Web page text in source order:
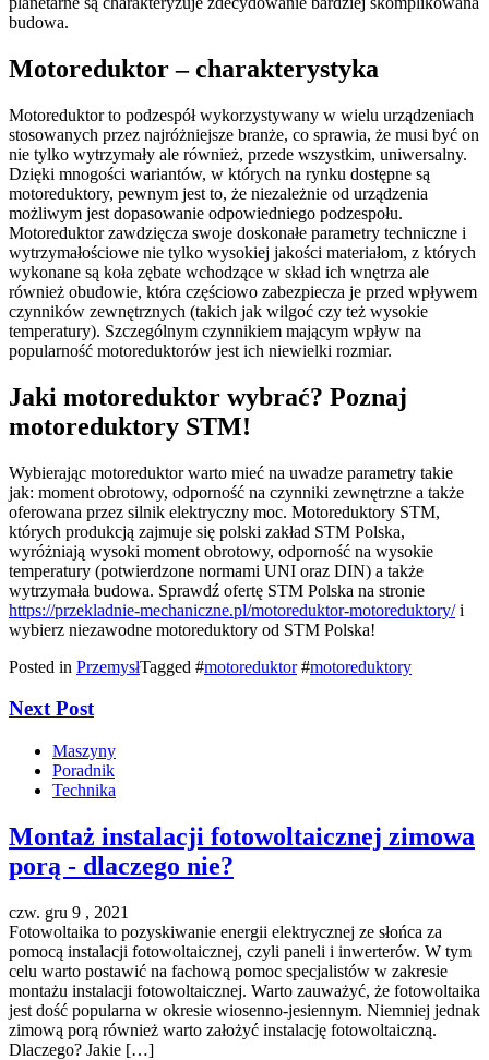
budowa.
Motoreduktor – charakterystyka
Motoreduktor to podzespół wykorzystywany w wielu urządzeniach
stosowanych przez najróżniejsze branże, co sprawia, że musi być on
nie tylko wytrzymały ale również, przede wszystkim, uniwersalny.
Dzięki mnogości wariantów, w których na rynku dostępne są
motoreduktory, pewnym jest to, że niezależnie od urządzenia
możliwym jest dopasowanie odpowiedniego podzespołu.
Motoreduktor zawdzięcza swoje doskonałe parametry techniczne i
wytrzymałościowe nie tylko wysokiej jakości materiałom, z których
wykonane są koła zębate wchodzące w skład ich wnętrza ale
również obudowie, która częściowo zabezpiecza je przed wpływem
czynników zewnętrznych (takich jak wilgoć czy też wysokie
temperatury). Szczególnym czynnikiem mającym wpływ na
popularność motoreduktorów jest ich niewielki rozmiar.
Jaki motoreduktor wybrać? Poznaj
motoreduktory STM!
Wybierając motoreduktor warto mieć na uwadze parametry takie
jak: moment obrotowy, odporność na czynniki zewnętrzne a także
oferowana przez silnik elektryczny moc. Motoreduktory STM,
których produkcją zajmuje się polski zakład STM Polska,
wyróżniają wysoki moment obrotowy, odporność na wysokie
temperatury (potwierdzone normami UNI oraz DIN) a także
wytrzymała budowa. Sprawdź ofertę STM Polska na stronie
https://przekladnie-mechaniczne.pl/motoreduktor-motoreduktory/i
wybierz niezawodne motoreduktory od STM Polska!
Posted in PrzemysłTagged #motoreduktor#motoreduktory
Next Post
Maszyny
Poradnik
Technika
Montaż instalacji fotowoltaicznej zimowa
porą - dlaczego nie?
czw. gru 9 , 2021
Fotowoltaika to pozyskiwanie energii elektrycznej ze słońca za
pomocą instalacji fotowoltaicznej, czyli paneli i inwerterów. W tym
celu warto postawić na fachową pomoc specjalistów w zakresie
montażu instalacji fotowoltaicznej. Warto zauważyć, że fotowoltaika
jest dość popularna w okresie wiosenno-jesiennym. Niemniej jednak
zimową porą również warto założyć instalację fotowoltaiczną.
Dlaczego? Jakie […]